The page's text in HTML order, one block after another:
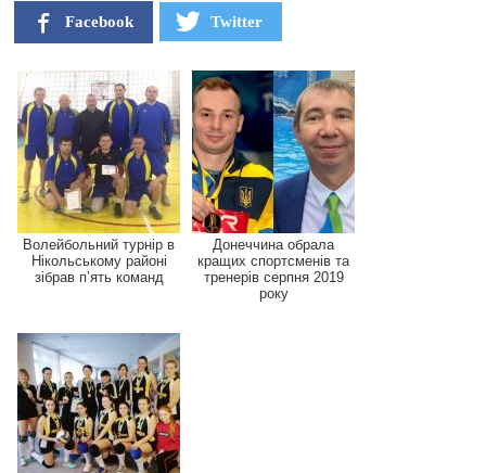
Facebook Twitter
Волейбольний турнір в
Нікольському районі
зібрав п’ять команд
Донеччина обрала
кращих спортсменів та
тренерів серпня 2019
року